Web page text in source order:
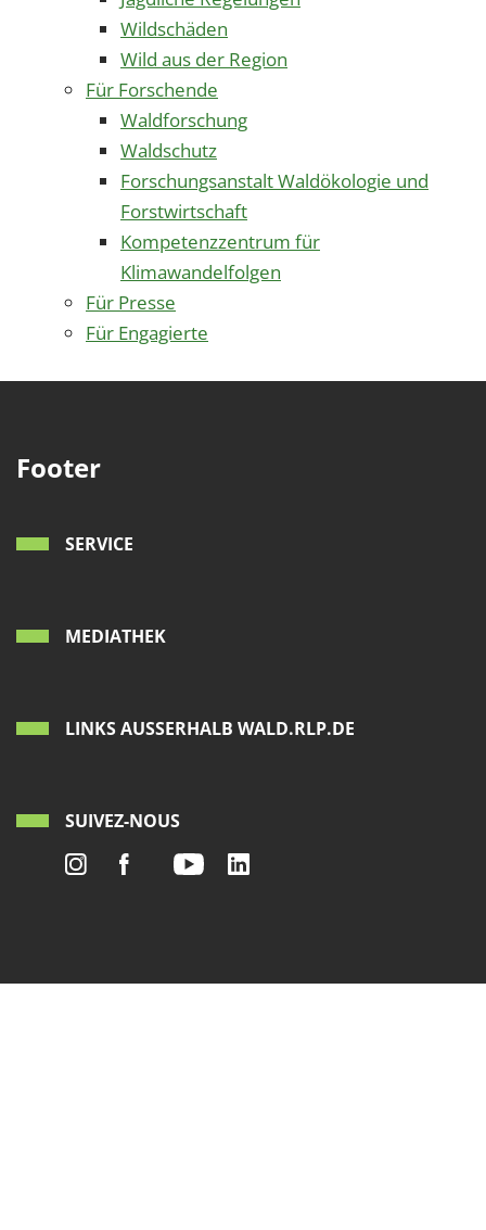
Wildschäden
Wild aus der Region
Für Forschende
Waldforschung
Waldschutz
Forschungsanstalt Waldökologie und
Forstwirtschaft
Kompetenzzentrum für
Klimawandelfolgen
Für Presse
Für Engagierte
Footer
SERVICE
MEDIATHEK
LINKS AUSSERHALB WALD.RLP.DE
SUIVEZ-NOUS